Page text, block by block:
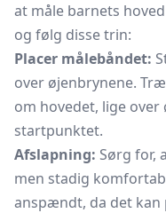
at måle barnets
og følg disse trin:
Placer målebåndet:
over øjenbrynene.
om hovedet, lige
startpunktet.
Afslapning: Sørg for,
men stadig
anspændt, da det kan